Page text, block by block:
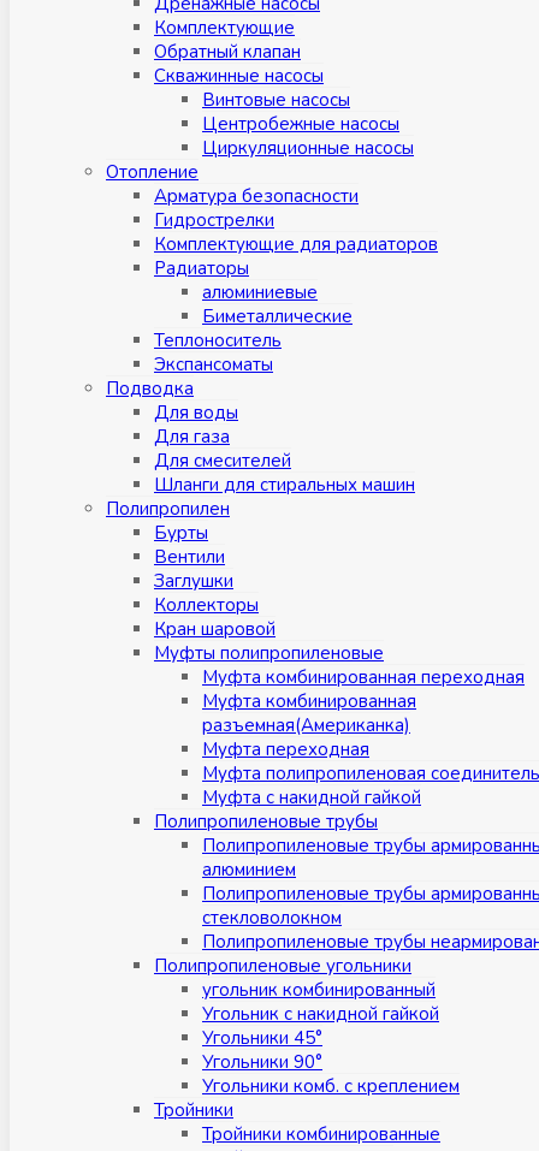
Комплектующие
Обратный клапан
Скважинные насосы
Винтовые насосы
Центробежные насосы
Циркуляционные насосы
Отопление
Арматура безопасности
Гидрострелки
Комплектующие для радиаторов
Радиаторы
алюминиевые
Биметаллические
Теплоноситель
Экспансоматы
Подводка
Для воды
Для газа
Для смесителей
Шланги для стиральных машин
Полипропилен
Бурты
Вентили
Заглушки
Коллекторы
Кран шаровой
Муфты полипропиленовые
Муфта комбинированная переходная
Муфта комбинированная
разъемная(Американка)
Муфта переходная
Муфта полипропиленовая
Муфта с накидной гайкой
Полипропиленовые трубы
Полипропиленовые трубы
алюминием
Полипропиленовые трубы
стекловолокном
Полипропиленовые трубы
Полипропиленовые угольники
угольник комбинированный
Угольник с накидной гайкой
Угольники 45°
Угольники 90°
Угольники комб. с креплением
Тройники
Тройники комбинированные